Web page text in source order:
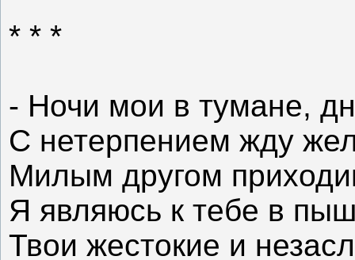
* * *
- Ночи мои в тумане,
С нетерпением жду
Милым другом
Я являюсь к тебе в
Твои жестокие и